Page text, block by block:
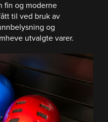
fin og moderne
til ved bruk av
og
utvalgte varer.